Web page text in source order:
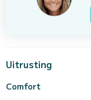
Uitrusting
Comfort